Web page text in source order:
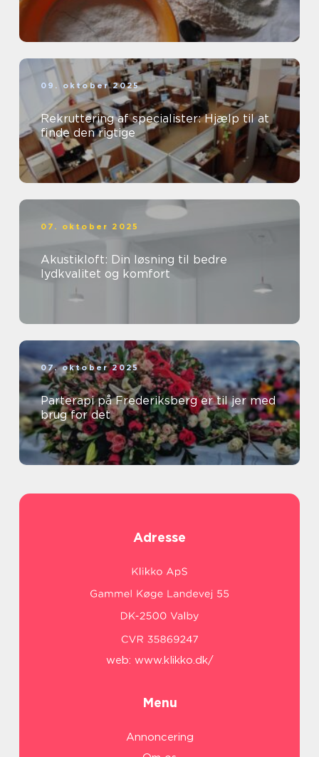
09. oktober 2025
Rekruttering af specialister: Hjælp til at
finde den rigtige
07. oktober 2025
Akustikloft: Din løsning til bedre
lydkvalitet og komfort
07. oktober 2025
Parterapi på Frederiksberg er til jer med
brug for det
Adresse
web: www.klikko.dk/
Menu
Annoncering